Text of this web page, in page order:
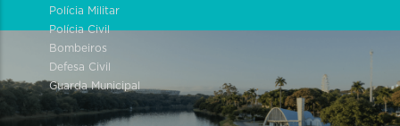
Polícia Militar
Polícia Civil
Bombeiros
Defesa Civil
Guarda Municipal